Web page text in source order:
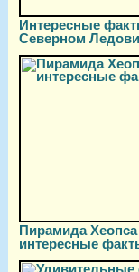
Интересные
Северном
Пирамида Хеопса
интересные